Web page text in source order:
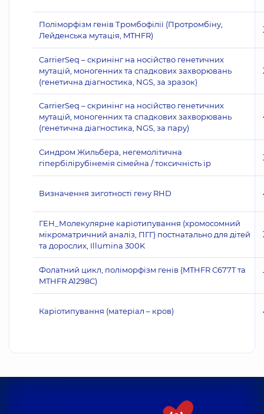
Поліморфізм генів Тромбофілії (Протромбіну,
Лейденська мутація, MTHFR)
CarrierSeq – скринінг на носійство генетичних
мутацій, моногенних та спадкових захворювань
(генетична діагностика, NGS, за зразок)
CarrierSeq – скринінг на носійство генетичних
мутацій, моногенних та спадкових захворювань
(генетична діагностика, NGS, за пару)
Синдром Жильбера, негемолітична
гіпербілірубінемія сімейна / токсичність ір
Визначення зиготності гену RHD
ГЕН_Молекулярне каріотипування (хромосомний
мікроматричний аналіз, ПГГ) постнатально для дітей
та дорослих, Illumina 300K
Фолатний цикл, поліморфізм генів (MTHFR C677T та
MTHFR A1298C)
Каріотипування (матеріал – кров)